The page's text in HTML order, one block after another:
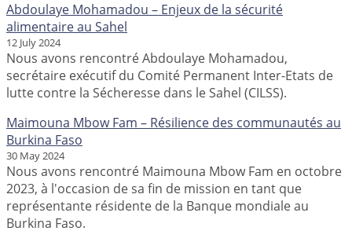
Abdoulaye Mohamadou – Enjeux de la sécurité
alimentaire au Sahel
12 July 2024
Nous avons rencontré Abdoulaye Mohamadou,
secrétaire exécutif du Comité Permanent Inter-Etats de
lutte contre la Sécheresse dans le Sahel (CILSS).
Maimouna Mbow Fam – Résilience des communautés au
Burkina Faso
30 May 2024
Nous avons rencontré Maimouna Mbow Fam en octobre
2023, à l'occasion de sa fin de mission en tant que
représentante résidente de la Banque mondiale au
Burkina Faso.